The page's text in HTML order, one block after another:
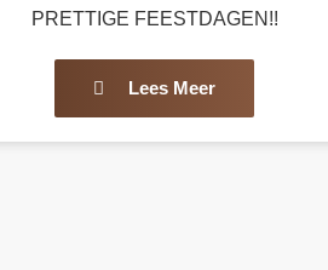
PRETTIGE FEESTDAGEN!!
Lees Meer